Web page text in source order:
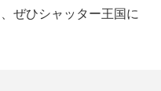
ぜひシャッター王国に